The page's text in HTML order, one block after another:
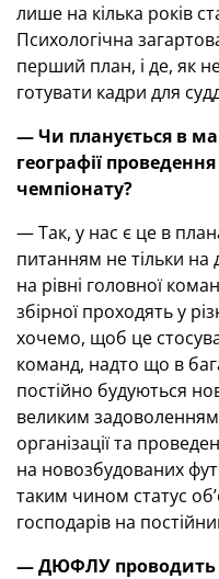
лише на кілька років
Психологічна
перший план, і де, як
готувати кадри для
— Чи планується в
географії
чемпіонату?
— Так, у нас є це в
питанням не тільки на
на рівні головної
збірної проходять у
хочемо, щоб це
команд, надто що в
постійно будуються
великим
організації та
на новозбудованих
таким чином статус
господарів на
— ДЮФЛУ проводить